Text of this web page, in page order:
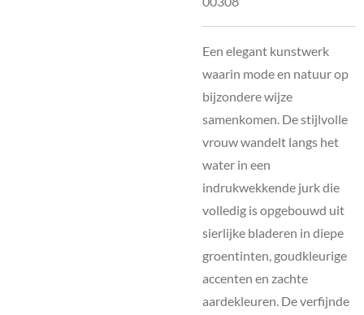
Een elegant kunstwerk
waarin mode en natuur op
bijzondere wijze
samenkomen. De stijlvolle
vrouw wandelt langs het
water in een
indrukwekkende jurk die
volledig is opgebouwd uit
sierlijke bladeren in diepe
groentinten, goudkleurige
accenten en zachte
aardekleuren. De verfijnde